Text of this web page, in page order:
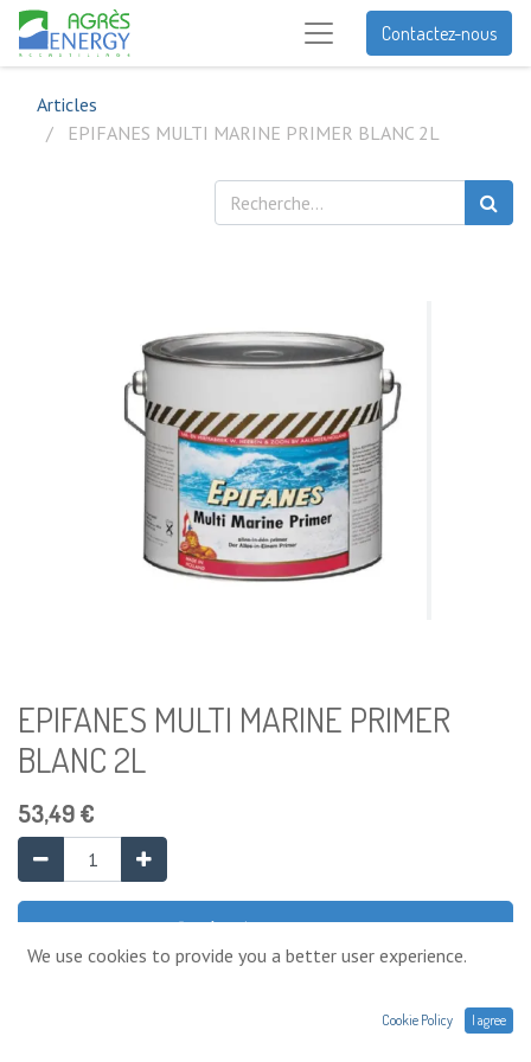
Contactez-nous
Articles
EPIFANES MULTI MARINE PRIMER BLANC 2L
EPIFANES MULTI MARINE PRIMER
BLANC 2L
53,49€
Ajouter au panier
We use cookies to provide you a better user experience.
Cookie Policy I agree